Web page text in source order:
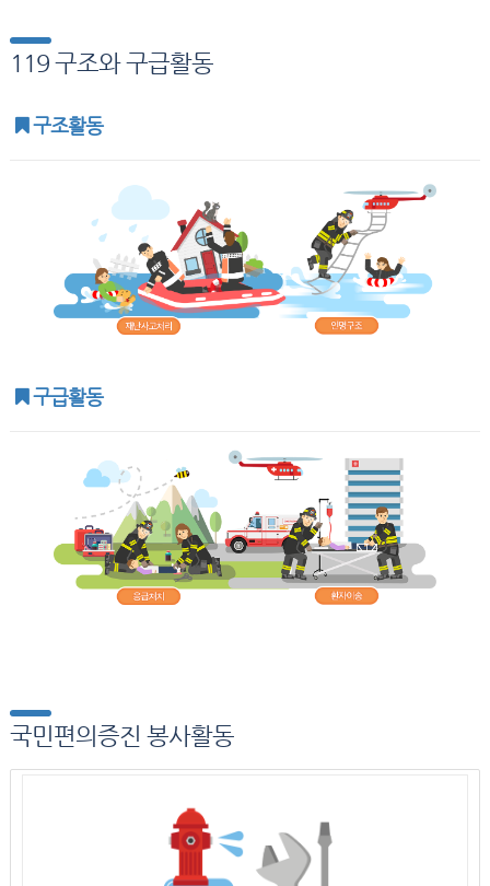
119 구조와 구급활동
구조활동
구급활동
국민편의증진 봉사활동